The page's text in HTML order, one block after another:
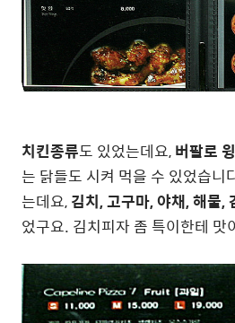
치킨종류도 있었는데요,버팔로
는 닭들도 시켜 먹을 수 있었습니
는데요,김치, 고구마, 야채, 해물,
었구요. 김치피자 좀 특이한테 맛